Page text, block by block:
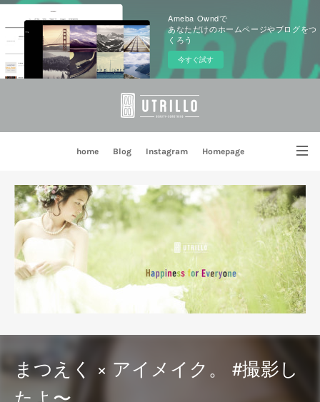
Ameba Owndで
あなただけのホームページやブログをつ
くろう
今すぐ試す
home Blog Instagram Homepage
姉妹店 PORTE BLEUE
まつえく × アイメイク。 #撮影し
たよ〜